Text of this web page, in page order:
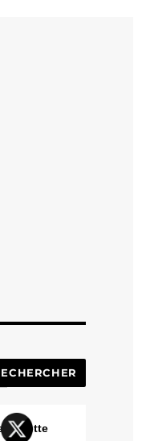
Cozette